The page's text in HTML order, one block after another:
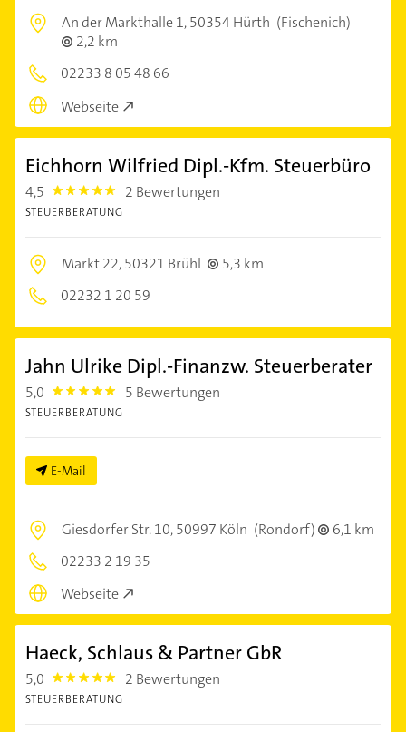
An der Markthalle 1,50354 Hürth (Fischenich)
2,2 km
02233 8 05 48 66
Webseite
Eichhorn Wilfried Dipl.-Kfm. Steuerbüro
4,5 4.5 2 Bewertungen
STEUERBERATUNG
Markt 22,50321 Brühl
5,3 km
02232 1 20 59
Jahn Ulrike Dipl.-Finanzw. Steuerberater
5,0 5.0 5 Bewertungen
STEUERBERATUNG
E-Mail
Giesdorfer Str. 10,50997 Köln (Rondorf)
6,1 km
02233 2 19 35
Webseite
Haeck, Schlaus & Partner GbR
5,0 5.0 2 Bewertungen
STEUERBERATUNG